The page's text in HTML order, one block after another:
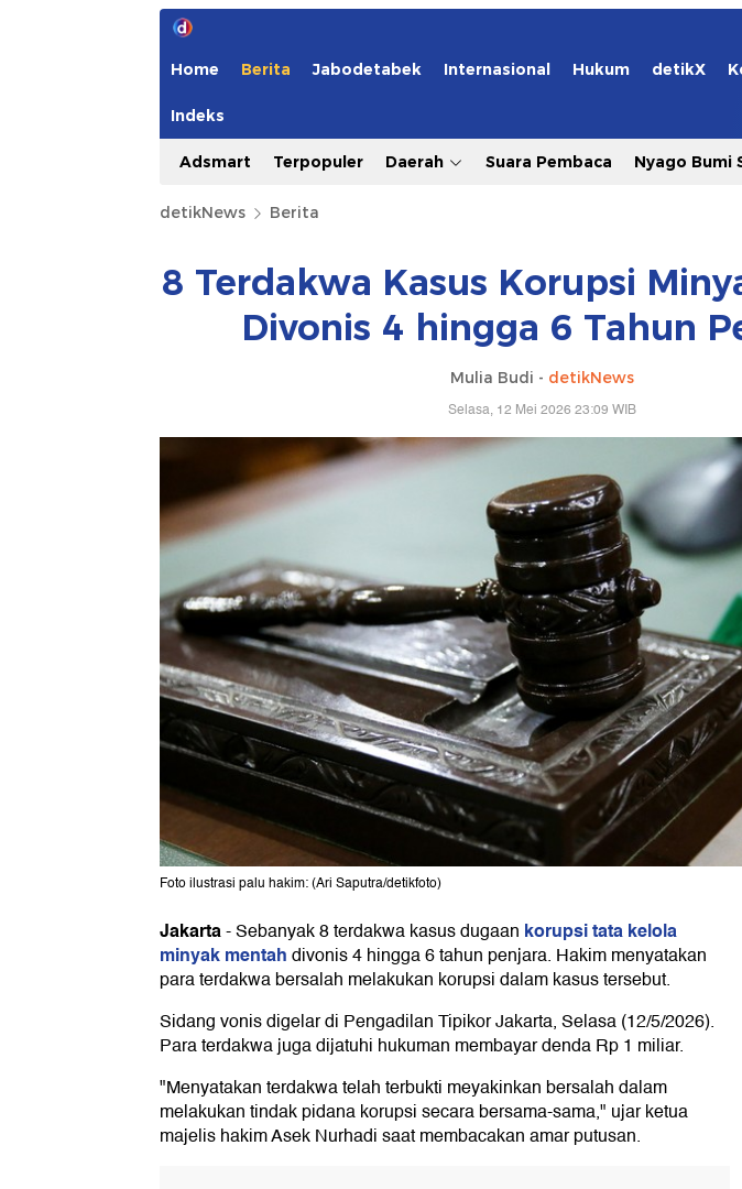
Home Berita Jabodetabek Internasional Hukum detikX
Indeks
Adsmart Terpopuler Daerah Suara Pembaca Nyago Bumi
detikNews Berita
8 Terdakwa Kasus Korupsi
Divonis 4 hingga 6 Tahun
Mulia Budi - detikNews
Selasa, 12 Mei 2026 23:09 WIB
Foto ilustrasi palu hakim: (Ari Saputra/detikfoto)
Jakarta-Sebanyak 8 terdakwa kasus dugaan korupsi tata kelola
minyak mentahdivonis 4 hingga 6 tahun penjara. Hakim menyatakan
para terdakwa bersalah melakukan korupsi dalam kasus tersebut.
Sidang vonis digelar di Pengadilan Tipikor Jakarta, Selasa (12/5/2026).
Para terdakwa juga dijatuhi hukuman membayar denda Rp 1 miliar.
"Menyatakan terdakwa telah terbukti meyakinkan bersalah dalam
melakukan tindak pidana korupsi secara bersama-sama," ujar ketua
majelis hakim Asek Nurhadi saat membacakan amar putusan.